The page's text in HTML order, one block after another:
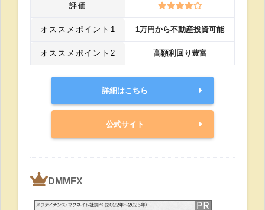
評価
オススメポイント1 1万円から不動産投資可能
オススメポイント2 高額利回り豊富
詳細はこちら
公式サイト
DMMFX